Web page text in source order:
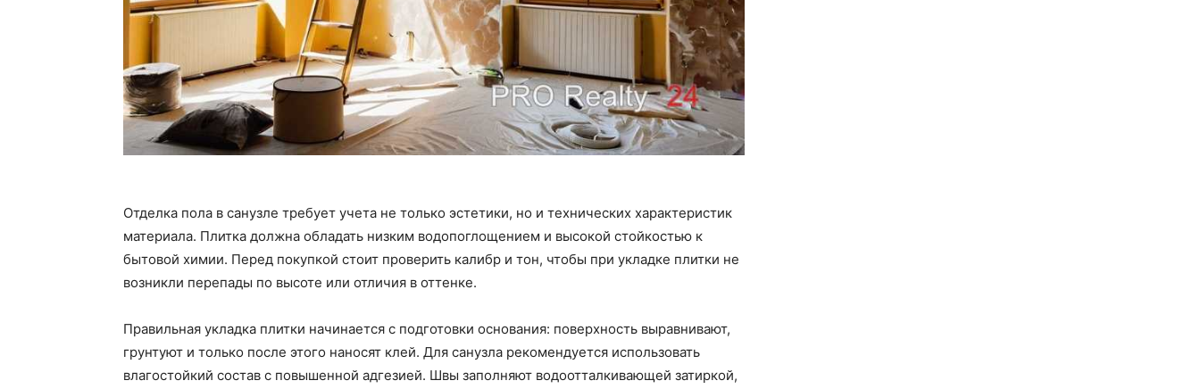
Отделка пола в санузле требует учета не только эстетики, но и технических характеристик
материала. Плитка должна обладать низким водопоглощением и высокой стойкостью к
бытовой химии. Перед покупкой стоит проверить калибр и тон, чтобы при укладке плитки не
возникли перепады по высоте или отличия в оттенке.
Правильная укладка плитки начинается с подготовки основания: поверхность выравнивают,
грунтуют и только после этого наносят клей. Для санузла рекомендуется использовать
влагостойкий состав с повышенной адгезией. Швы заполняют водоотталкивающей затиркой,